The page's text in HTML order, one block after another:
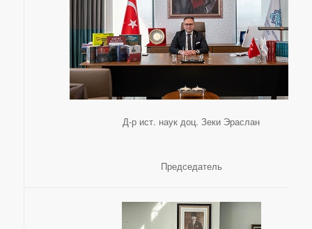
Д-р ист. наук доц. Зеки Эраслан
Председатель